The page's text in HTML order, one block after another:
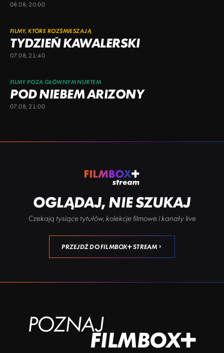
08.08, 20:00
FILMY, KTÓRE ROZŚMIESZAJĄ
TYDZIEŃ KAWALERSKI
07.08, 21:40
FILMY POZA GŁÓWNYM NURTEM
POD NIEBEM ARIZONY
07.08, 21:00
OGLĄDAJ, NIE SZUKAJ
Czekają tysiące tytułów, kolekcje filmowe i kanały live
PRZEJDŹ DO FILMBOX+ STREAM
POZNAJ
FILMBOX+